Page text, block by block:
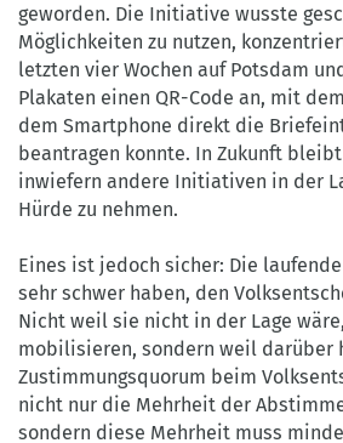
geworden. Die Initiative wusste
Möglichkeiten zu nutzen,
letzten vier Wochen auf Potsdam
Plakaten einen QR-Code an, mit
dem Smartphone direkt die
beantragen konnte. In Zukunft
inwiefern andere Initiativen in der
Hürde zu nehmen.
Eines ist jedoch sicher: Die
sehr schwer haben, den
Nicht weil sie nicht in der Lage
mobilisieren, sondern weil darüber
Zustimmungsquorum beim
nicht nur die Mehrheit der
sondern diese Mehrheit muss